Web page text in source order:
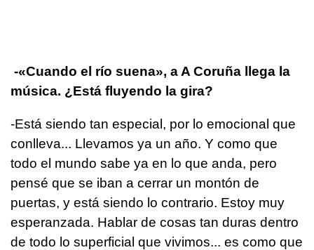
-«Cuando el río suena», a A Coruña llega la
música. ¿Está fluyendo la gira?
-Está siendo tan especial, por lo emocional que
conlleva... Llevamos ya un año. Y como que
todo el mundo sabe ya en lo que anda, pero
pensé que se iban a cerrar un montón de
puertas, y está siendo lo contrario. Estoy muy
esperanzada. Hablar de cosas tan duras dentro
de todo lo superficial que vivimos... es como que